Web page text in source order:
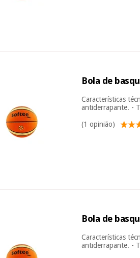
Bola de
Características
antiderrapante. -
(1 opinião)
Bola de
Características
antiderrapante. -